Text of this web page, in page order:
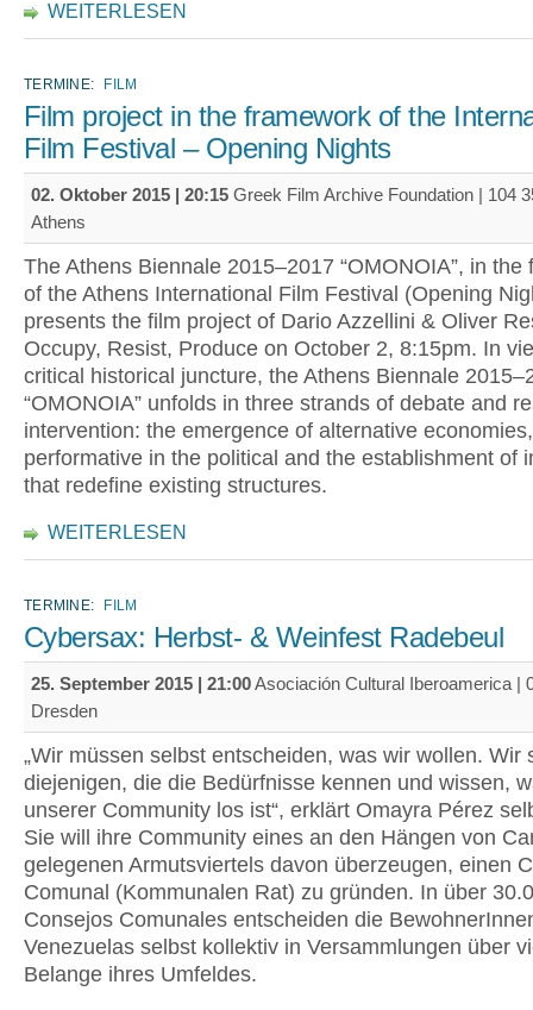
WEITERLESEN
TERMINE: FILM
Film project in the framework of the
Film Festival – Opening Nights
02. Oktober 2015 | 20:15 Greek Film Archive Foundation | 104
Athens
The Athens Biennale 2015–2017 “ΟΜΟΝΟΙΑ”, in the
of the Athens International Film Festival (Opening
presents the film project of Dario Azzellini & Oliver
Occupy, Resist, Produce on October 2, 8:15pm. In
critical historical juncture, the Athens Biennale
“OMONOIA” unfolds in three strands of debate and
intervention: the emergence of alternative
performative in the political and the establishment of
that redefine existing structures.
WEITERLESEN
TERMINE: FILM
Cybersax: Herbst- & Weinfest Radebeul
25. September 2015 | 21:00Asociación Cultural Iberoamerica |
Dresden
„Wir müssen selbst entscheiden, was wir wollen. Wir
diejenigen, die die Bedürfnisse kennen und wissen,
unserer Community los ist“, erklärt Omayra Pérez
Sie will ihre Community eines an den Hängen von
gelegenen Armutsviertels davon überzeugen, einen
Comunal (Kommunalen Rat) zu gründen. In über
Consejos Comunales entscheiden die
Venezuelas selbst kollektiv in Versammlungen über
Belange ihres Umfeldes.